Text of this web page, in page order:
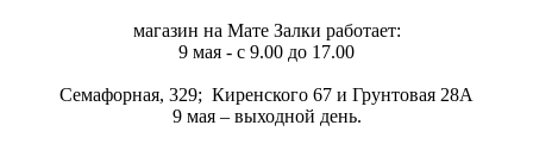
магазин на Мате Залки работает:
9 мая - с 9.00 до 17.00
Семафорная, 329; Киренского 67 и Грунтовая 28А
9 мая – выходной день.